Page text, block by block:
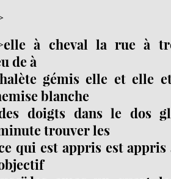
elle à cheval la rue à
de à
gémis elle et elle
blanche
doigts dans le dos
trouver les
qui est appris est appris